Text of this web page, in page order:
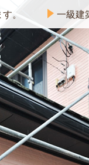
一級建築士が